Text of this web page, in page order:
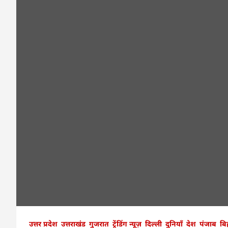
उत्तर प्रदेश उत्तराखंड गुजरात ट्रेंडिंग न्यूज़ दिल्ली दुनियाँ देश पंजाब